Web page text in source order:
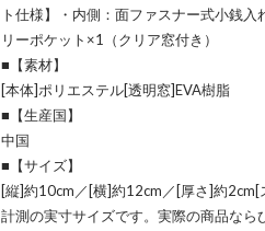
ト仕様】・内側：面ファスナー式小銭
リーポケット×1（クリア窓付き）
■【素材】
[本体]ポリエステル[透明窓]EVA樹脂
■【生産国】
中国
■【サイズ】
[縦]約10cm／[横]約12cm／[厚さ]約
計測の実寸サイズです。実際の商品な